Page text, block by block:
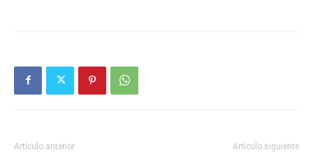
Artículo anterior Artículo siguiente